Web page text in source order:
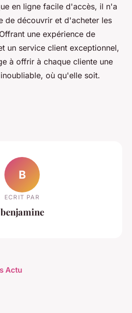
en ligne facile d'accès, il n'a
de découvrir et d'acheter les
une expérience de
un service client exceptionnel,
à offrir à chaque cliente une
où qu'elle soit.
B
ECRIT PAR
benjamine
Actu